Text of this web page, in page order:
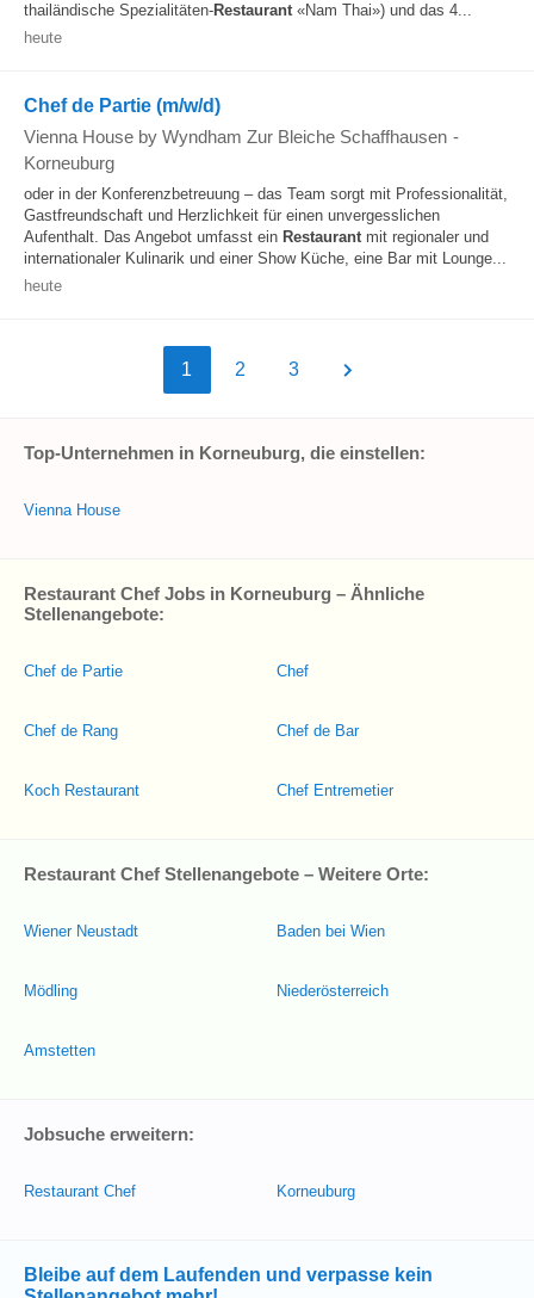
thailändische Spezialitäten-Restaurant«Nam Thai») und das 4...
heute
Chef de Partie (m/w/d)
Vienna House by Wyndham Zur Bleiche Schaffhausen -
Korneuburg
oder in der Konferenzbetreuung – das Team sorgt mit Professionalität,
Gastfreundschaft und Herzlichkeit für einen unvergesslichen
Aufenthalt. Das Angebot umfasst ein Restaurantmit regionaler und
internationaler Kulinarik und einer Show Küche, eine Bar mit Lounge...
heute
1 2 3
Top-Unternehmen in Korneuburg, die einstellen:
Vienna House
Restaurant Chef Jobs in Korneuburg – Ähnliche
Stellenangebote:
Chef de Partie
Chef de Rang
Koch Restaurant
Chef
Chef de Bar
Chef Entremetier
Restaurant Chef Stellenangebote – Weitere Orte:
Wiener Neustadt
Mödling
Amstetten
Baden bei Wien
Niederösterreich
Jobsuche erweitern:
Restaurant Chef Korneuburg
Bleibe auf dem Laufenden und verpasse kein